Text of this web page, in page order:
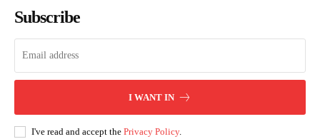
Subscribe
I WANT IN
I've read and accept the Privacy Policy.